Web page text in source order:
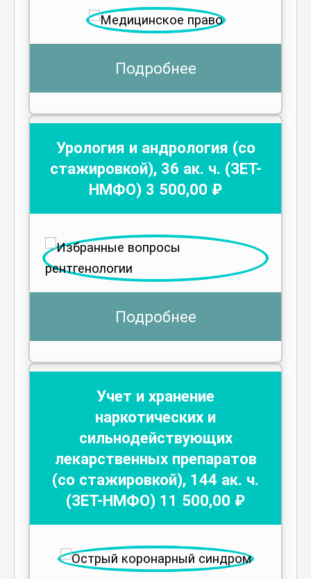
Подробнее
Урология и андрология (со
стажировкой), 36 ак. ч. (ЗЕТ-
НМФО) 3 500,00 ₽
Подробнее
Учет и хранение
наркотических и
сильнодействующих
лекарственных препаратов
(со стажировкой), 144 ак. ч.
(ЗЕТ-НМФО) 11 500,00 ₽